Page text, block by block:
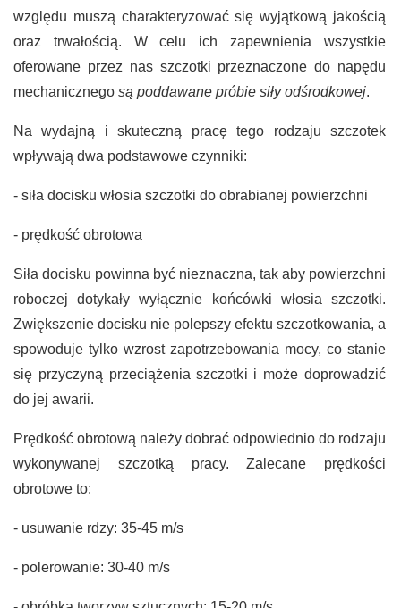
względu muszą charakteryzować się wyjątkową jakością
oraz trwałością. W celu ich zapewnienia wszystkie
oferowane przez nas szczotki przeznaczone do napędu
mechanicznego są poddawane próbie siły odśrodkowej.
Na wydajną i skuteczną pracę tego rodzaju szczotek
wpływają dwa podstawowe czynniki:
- siła docisku włosia szczotki do obrabianej powierzchni
- prędkość obrotowa
Siła docisku powinna być nieznaczna, tak aby powierzchni
roboczej dotykały wyłącznie końcówki włosia szczotki.
Zwiększenie docisku nie polepszy efektu szczotkowania, a
spowoduje tylko wzrost zapotrzebowania mocy, co stanie
się przyczyną przeciążenia szczotki i może doprowadzić
do jej awarii.
Prędkość obrotową należy dobrać odpowiednio do rodzaju
wykonywanej szczotką pracy. Zalecane prędkości
obrotowe to:
- usuwanie rdzy: 35-45 m/s
- polerowanie: 30-40 m/s